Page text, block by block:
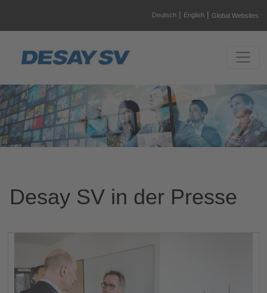
Deutsch | English | Global Websites
Desay SV in der Presse